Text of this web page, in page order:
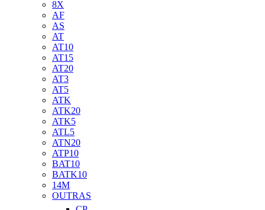
8X
AF
AS
AT
AT10
AT15
AT20
AT3
AT5
ATK
ATK20
ATK5
ATL5
ATN20
ATP10
BAT10
BATK10
14M
OUTRAS